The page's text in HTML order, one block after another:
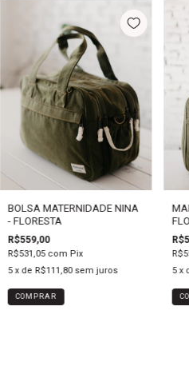
BOLSA MATERNIDADE NINA
- FLORESTA
R$559,00
R$531,05 com Pix
5 x de R$111,80 sem juros
5 x